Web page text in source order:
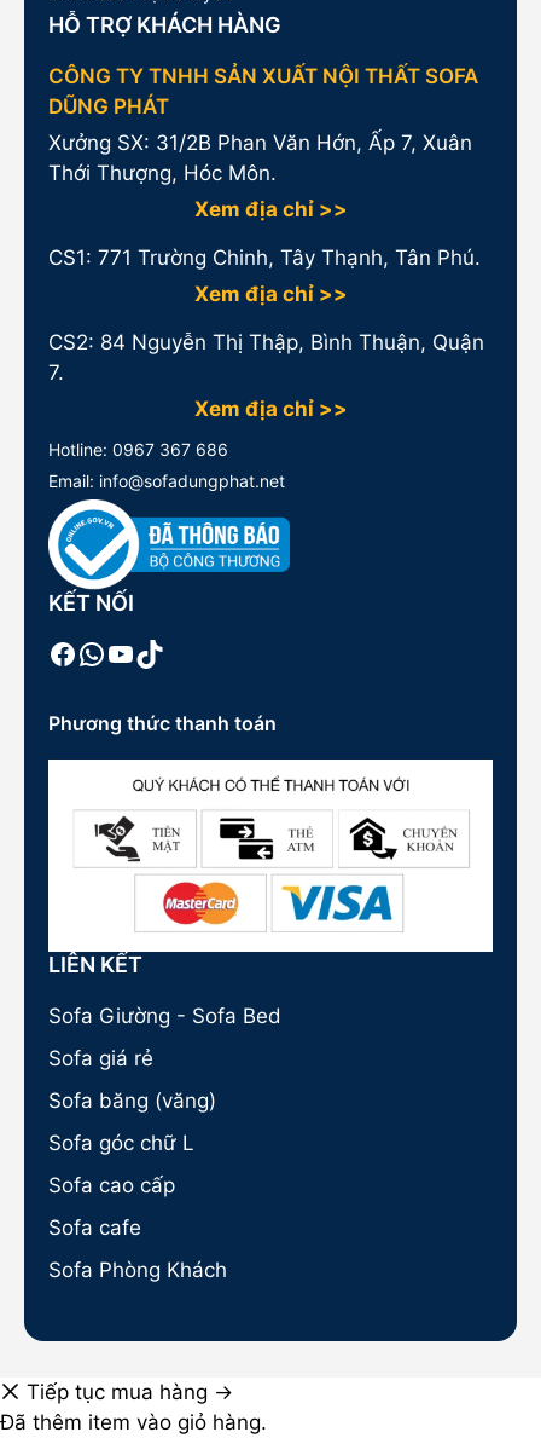
HỖ TRỢ KHÁCH HÀNG
CÔNG TY TNHH SẢN XUẤT NỘI THẤT SOFA
DŨNG PHÁT
Xưởng SX: 31/2B Phan Văn Hớn, Ấp 7, Xuân
Thới Thượng, Hóc Môn.
Xem địa chỉ >>
CS1: 771 Trường Chinh, Tây Thạnh, Tân Phú.
Xem địa chỉ >>
CS2: 84 Nguyễn Thị Thập, Bình Thuận, Quận
7.
Xem địa chỉ >>
Hotline: 0967 367 686
Email: info@sofadungphat.net
KẾT NỐI
Facebook
WhatsApp
Youtube
TikTok
Phương thức thanh toán
LIÊN KẾT
Sofa Giường - Sofa Bed
Sofa giá rẻ
Sofa băng (văng)
Sofa góc chữ L
Sofa cao cấp
Sofa cafe
Sofa Phòng Khách
Tiếp tục mua hàng →
Đã thêm item vào giỏ hàng.